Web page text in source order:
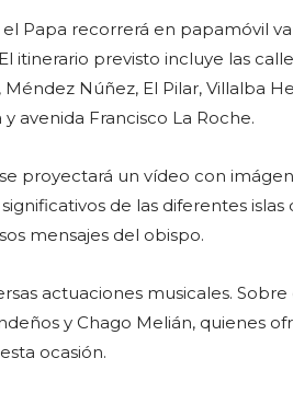
Papa recorrerá en papamóvil
itinerario previsto incluye las
Núñez, El Pilar, Villalba
avenida Francisco La Roche.
proyectará un vídeo con
de las diferentes islas
mensajes del obispo.
actuaciones musicales. Sobre
y Chago Melián, quienes
ocasión.